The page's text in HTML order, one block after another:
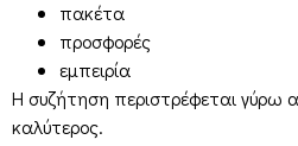
πακέτα
προσφορές
εμπειρία
Η συζήτηση περιστρέφεται γύρω
καλύτερος.